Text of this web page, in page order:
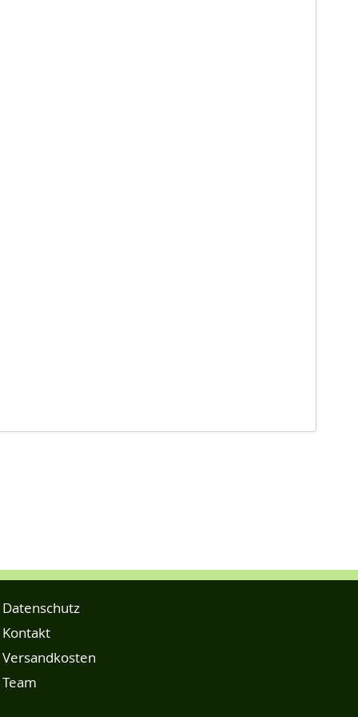
Datenschutz
Kontakt
Versandkosten
Team